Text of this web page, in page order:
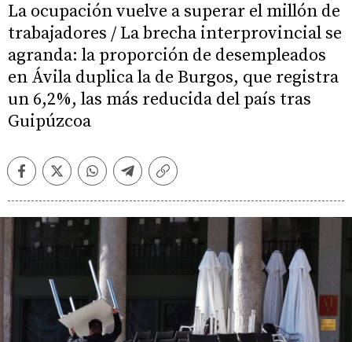
La ocupación vuelve a superar el millón de
trabajadores / La brecha interprovincial se
agranda: la proporción de desempleados
en Ávila duplica la de Burgos, que registra
un 6,2%, las más reducida del país tras
Guipúzcoa
FacebookTwitterWhatsappTelegramCopiar